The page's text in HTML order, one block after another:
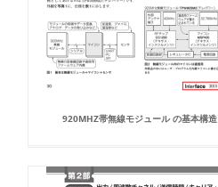
920MHZ帯無線モジュール の基本構造